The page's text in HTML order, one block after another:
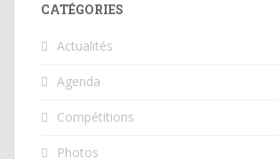
CATÉGORIES
Actualités
Agenda
Compétitions
Photos